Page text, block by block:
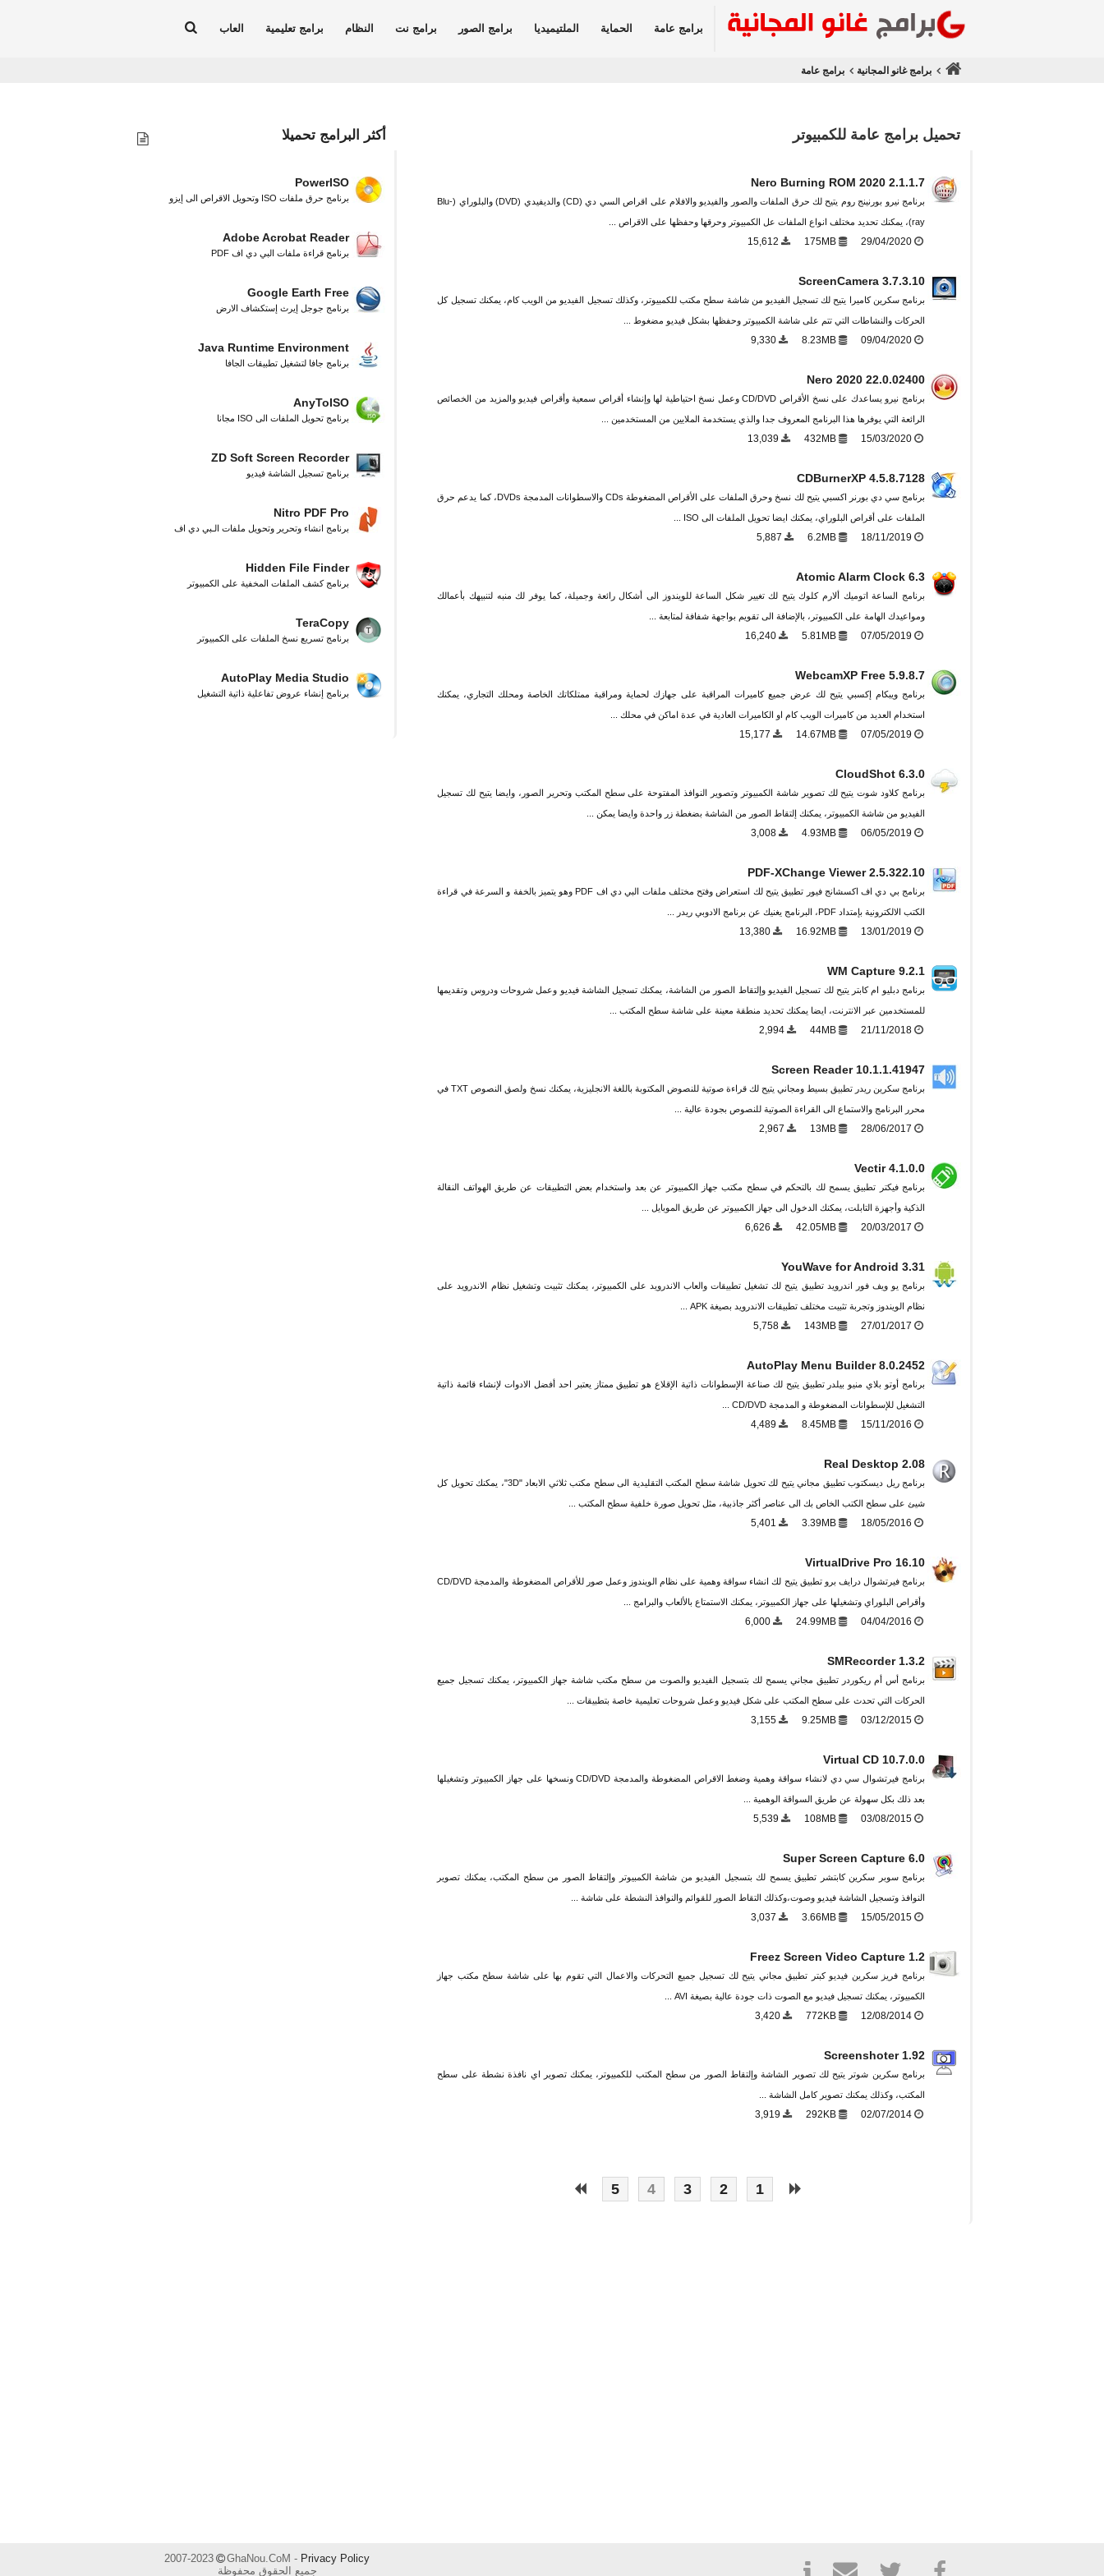
برامج عامة الحماية الملتيميديا برامج الصور برامج نت النظام برامج تعليمية العاب
برامج غانو المجانية برامج عامة
تحميل برامج عامة للكمبيوتر
Nero Burning ROM 2020 2.1.1.7
برنامج نيرو بورنينج روم يتيح لك حرق الملفات والصور والفيديو والافلام على اقراص السي دي (CD) والديفيدي (DVD) والبلوراي (Blu-
ray)، يمكنك تحديد مختلف انواع الملفات عل الكمبيوتر وحرقها وحفظها على الاقراص ...
29/04/2020
175MB
15,612
ScreenCamera 3.7.3.10
برنامج سكرين كاميرا يتيح لك تسجيل الفيديو من شاشة سطح مكتب للكمبيوتر، وكذلك تسجيل الفيديو من الويب كام، يمكنك تسجيل كل
الحركات والنشاطات التي تتم على شاشة الكمبيوتر وحفظها بشكل فيديو مضغوط ...
09/04/2020
8.23MB
9,330
Nero 2020 22.0.02400
برنامج نيرو يساعدك على نسخ الأقراص CD/DVD وعمل نسخ احتياطية لها وإنشاء أقراص سمعية وأقراص فيديو والمزيد من الخصائص
الرائعة التي يوفرها هذا البرنامج المعروف جدا والذي يستخدمة الملايين من المستخدمين ...
15/03/2020
432MB
13,039
CDBurnerXP 4.5.8.7128
برنامج سي دي بورنر اكسبي يتيح لك نسخ وحرق الملفات على الأقراص المضغوطة CDs والاسطوانات المدمجة DVDs، كما يدعم حرق
الملفات على أقراص البلوراي، يمكنك ايضا تحويل الملفات الى ISO ...
18/11/2019
6.2MB
5,887
Atomic Alarm Clock 6.3
برنامج الساعة اتوميك ألارم كلوك يتيح لك تغيير شكل الساعة للويندوز الى أشكال رائعة وجميلة، كما يوفر لك منبه لتنبيهك بأعمالك
ومواعيدك الهامة على الكمبيوتر، بالإضافة الى تقويم بواجهة شفافة لمتابعة ...
07/05/2019
5.81MB
16,240
WebcamXP Free 5.9.8.7
برنامج ويبكام إكسبي يتيح لك عرض جميع كاميرات المراقبة على جهازك لحماية ومراقبة ممتلكاتك الخاصة ومحلك التجاري، يمكنك
استخدام العديد من كاميرات الويب كام او الكاميرات العادية في عدة اماكن في محلك ...
07/05/2019
14.67MB
15,177
CloudShot 6.3.0
برنامج كلاود شوت يتيح لك تصوير شاشة الكمبيوتر وتصوير النوافذ المفتوحة على سطح المكتب وتحرير الصور، وايضا يتيح لك تسجيل
الفيديو من شاشة الكمبيوتر، يمكنك إلتقاط الصور من الشاشة بضغطة زر واحدة وايضا يمكن ...
06/05/2019
4.93MB
3,008
PDF-XChange Viewer 2.5.322.10
برنامج بي دي اف اكسشانج فيور تطبيق يتيح لك استعراض وفتح مختلف ملفات البي دي اف PDF وهو يتميز بالخفة و السرعة في قراءة
الكتب الالكترونية بإمتداد PDF، البرنامج يغنيك عن برنامج الادوبي ريدر ...
13/01/2019
16.92MB
13,380
WM Capture 9.2.1
برنامج دبليو ام كابتر يتيح لك تسجيل الفيديو وإلتقاط الصور من الشاشة، يمكنك تسجيل الشاشة فيديو وعمل شروحات ودروس وتقديمها
للمستخدمين عبر الانترنت، ايضا يمكنك تحديد منطقة معينة على شاشة سطح المكتب ...
21/11/2018
44MB
2,994
Screen Reader 10.1.1.41947
برنامج سكرين ريدر تطبيق بسيط ومجاني يتيح لك قراءة صوتية للنصوض المكتوبة باللغة الانجليزية، يمكنك نسخ ولصق النصوص TXT في
محرر البرنامج والاستماع الى القراءة الصوتية للنصوص بجودة عالية ...
28/06/2017
13MB
2,967
Vectir 4.1.0.0
برنامج فيكتر تطبيق يسمح لك بالتحكم في سطح مكتب جهاز الكمبيوتر عن بعد واستخدام بعض التطبيقات عن طريق الهواتف النقالة
الذكية وأجهزة التابلت، يمكنك الدخول الى جهاز الكمبيوتر عن طريق الموبايل ...
20/03/2017
42.05MB
6,626
YouWave for Android 3.31
برنامج يو ويف فور اندرويد تطبيق يتيح لك تشغيل تطبيقات والعاب الاندرويد على الكمبيوتر، يمكنك تثبيت وتشغيل نظام الاندرويد على
نظام الويندوز وتجربة تثبيت مختلف تطبيقات الاندرويد بصيغة APK ...
27/01/2017
143MB
5,758
AutoPlay Menu Builder 8.0.2452
برنامج أوتو بلاي منيو بيلدر تطبيق يتيح لك صناعة الإسطوانات ذاتية الإقلاع هو تطبيق ممتاز يعتبر احد أفضل الادوات لإنشاء قائمة ذاتية
التشغيل للإسطوانات المضغوطة و المدمجة CD/DVD ...
15/11/2016
8.45MB
4,489
Real Desktop 2.08
برنامج ريل ديسكتوب تطبيق مجاني يتيح لك تحويل شاشة سطح المكتب التقليدية الى سطح مكتب ثلاثي الابعاد "3D"، يمكنك تحويل كل
شيئ على سطح الكتب الخاص بك الى عناصر أكثر جاذبية، مثل تحويل صورة خلفية سطح المكتب ...
18/05/2016
3.39MB
5,401
VirtualDrive Pro 16.10
برنامج فيرتشوال درايف برو تطبيق يتيح لك انشاء سواقة وهمية على نظام الويندوز وعمل صور للأقراص المضغوطة والمدمجة CD/DVD
وأقراص البلوراي وتشغيلها على جهاز الكمبيوتر، يمكنك الاستمتاع بالألعاب والبرامج ...
04/04/2016
24.99MB
6,000
SMRecorder 1.3.2
برنامج أس أم ريكوردر تطبيق مجاني يسمح لك بتسجيل الفيديو والصوت من سطح مكتب شاشة جهاز الكمبيوتر، يمكنك تسجيل جميع
الحركات التي تحدث على سطح المكتب على شكل فيديو وعمل شروحات تعليمية خاصة بتطبيقات ...
03/12/2015
9.25MB
3,155
Virtual CD 10.7.0.0
برنامج فيرتشوال سي دي لانشاء سواقة وهمية وضغط الاقراص المضغوطة والمدمجة CD/DVD ونسخها على جهاز الكمبيوتر وتشغيلها
بعد ذلك بكل سهولة عن طريق السواقة الوهمية ...
03/08/2015
108MB
5,539
Super Screen Capture 6.0
برنامج سوبر سكرين كابتشر تطبيق يسمح لك بتسجيل الفيديو من شاشة الكمبيوتر وإلتقاط الصور من سطح المكتب، يمكنك تصوير
النوافذ وتسجيل الشاشة فيديو وصوت،وكذلك التقاط الصور للقوائم والنوافذ النشطة على شاشة ...
15/05/2015
3.66MB
3,037
Freez Screen Video Capture 1.2
برنامج فريز سكرين فيديو كبتر تطبيق مجاني يتيح لك تسجيل جميع التحركات والاعمال التي تقوم بها على شاشة سطح مكتب جهاز
الكمبيوتر، يمكنك تسجيل فيديو مع الصوت ذات جودة عالية بصيغة AVI ...
12/08/2014
772KB
3,420
Screenshoter 1.92
برنامج سكرين شوتر يتيح لك تصوير الشاشة وإلتقاط الصور من سطح المكتب للكمبيوتر، يمكنك تصوير اي نافذة نشطة على سطح
المكتب، وكذلك يمكنك تصوير كامل الشاشة ...
02/07/2014
292KB
3,919
1
2
3
4
5
أكثر البرامج تحميلا
PowerISO
برنامج حرق ملفات ISO وتحويل الاقراص الى إيزو
Adobe Acrobat Reader
برنامج قراءة ملفات البي دي اف PDF
Google Earth Free
برنامج جوجل إيرث إستكشاف الارض
Java Runtime Environment
برنامج جافا لتشغيل تطبيقات الجافا
AnyToISO
برنامج تحويل الملفات الى ISO مجانا
ZD Soft Screen Recorder
برنامج تسجيل الشاشة فيديو
Nitro PDF Pro
برنامج انشاء وتحرير وتحويل ملفات الـبي دي اف
Hidden File Finder
برنامج كشف الملفات المخفية على الكمبيوتر
TeraCopy
برنامج تسريع نسخ الملفات على الكمبيوتر
AutoPlay Media Studio
برنامج إنشاء عروض تفاعلية ذاتية التشغيل
2007-2023 GhaNou.CoM - Privacy Policy
جميع الحقوق محفوظة